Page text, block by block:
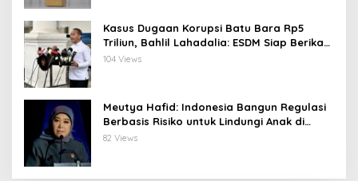
Kasus Dugaan Korupsi Batu Bara Rp5
Triliun, Bahlil Lahadalia: ESDM Siap Berikan
Data
104 Views
Meutya Hafid: Indonesia Bangun Regulasi
Berbasis Risiko untuk Lindungi Anak di
Dunia Digital
82 Views